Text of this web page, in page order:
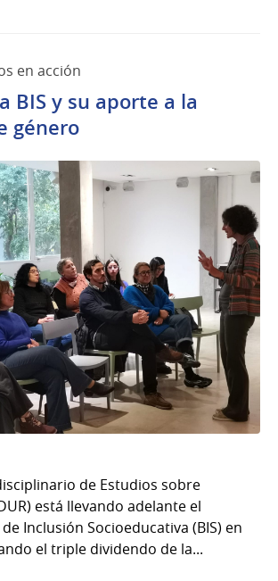
en acción
BIS y su aporte a la
género
de Estudios sobre
está llevando adelante el
Inclusión Socioeducativa (BIS) en
el triple dividendo de la...